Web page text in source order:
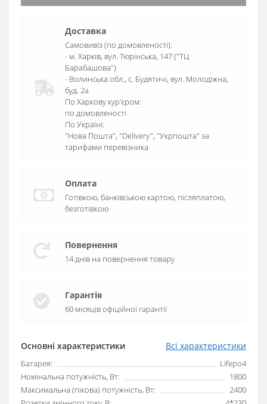
Основні характеристики Всі характеристики
Батарея:
Lifepo4
Номінальна потужність, Вт:
1800
Максимальна (пікова) потужність, Вт:
2400
Доставка
Самовивіз (по домовленості):
- м. Харків, вул. Тюрінська, 147 ("ТЦ
Барабашова")
- Волинська обл., c. Будятичі, вул. Молодіжна,
буд. 2а
По Харкову кур'єром:
по домовленості
По Україні:
"Нова Пошта", "Delivery", "Укрпошта" за
тарифами перевізника
Оплата
Готівкою, банківською картою, післяплатою,
безготівкою
Повернення
14 днів на повернення товару
Гарантія
60 місяців офіційної гарантії